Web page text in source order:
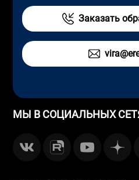
Заказать
МЫ В СОЦИАЛЬНЫХ